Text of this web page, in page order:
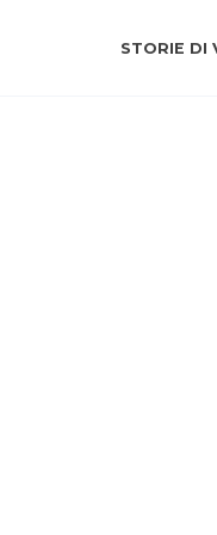
STORIE DI